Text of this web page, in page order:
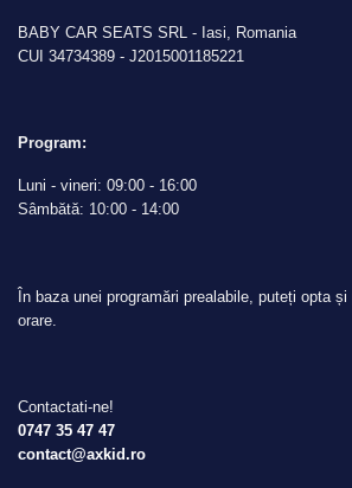
BABY CAR SEATS SRL - Iasi, Romania
CUI 34734389 - J2015001185221
Program:
Luni - vineri: 09:00 - 16:00
Sâmbătă: 10:00 - 14:00
În baza unei programări prealabile, puteți opta
orare.
Contactati-ne!
0747 35 47 47
contact@axkid.ro